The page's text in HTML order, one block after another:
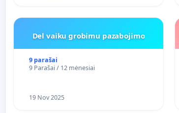
Del vaiku grobimu pazabojimo
9 parašai
9 Parašai / 12 mėnesiai
19 Nov 2025